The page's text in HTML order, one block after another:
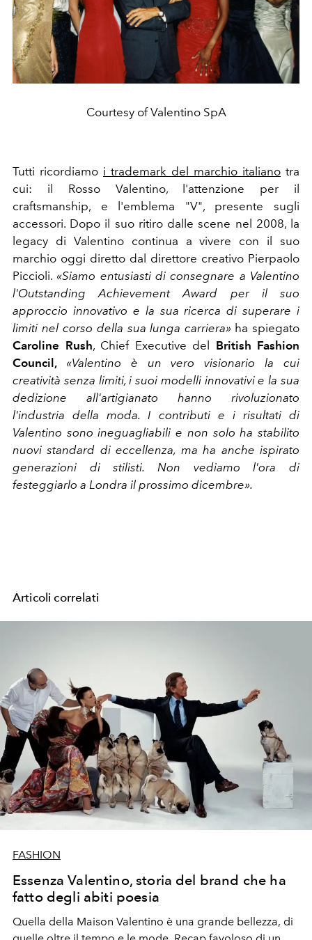
Courtesy of Valentino SpA
Tutti ricordiamo i trademark del marchio italiano tra
cui: il Rosso Valentino, l'attenzione per il
craftsmanship, e l'emblema "V", presente sugli
accessori. Dopo il suo ritiro dalle scene nel 2008, la
legacy di Valentino continua a vivere con il suo
marchio oggi diretto dal direttore creativo Pierpaolo
Piccioli. «Siamo entusiasti di consegnare a Valentino
l'Outstanding Achievement Award per il suo
approccio innovativo e la sua ricerca di superare i
limiti nel corso della sua lunga carriera» ha spiegato
Caroline Rush, Chief Executive del
British Fashion
Council, «Valentino è un vero visionario la cui
creatività senza limiti, i suoi modelli innovativi e la sua
dedizione all'artigianato hanno rivoluzionato
l'industria della moda. I contributi e i risultati di
Valentino sono ineguagliabili e non solo ha stabilito
nuovi standard di eccellenza, ma ha anche ispirato
generazioni di stilisti. Non vediamo l'ora di
festeggiarlo a Londra il prossimo dicembre».
Articoli correlati
FASHION
Essenza Valentino, storia del brand che ha
fatto degli abiti poesia
Quella della Maison Valentino è una grande bellezza, di